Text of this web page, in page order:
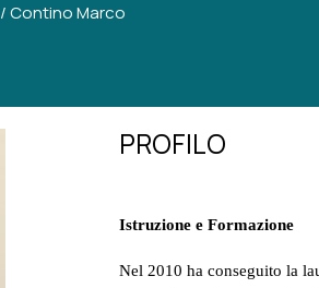
/Contino Marco
PROFILO
Istruzione e Formazione
Nel 2010 ha conseguito la